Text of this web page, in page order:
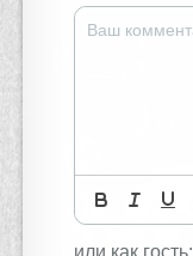
или как гость: